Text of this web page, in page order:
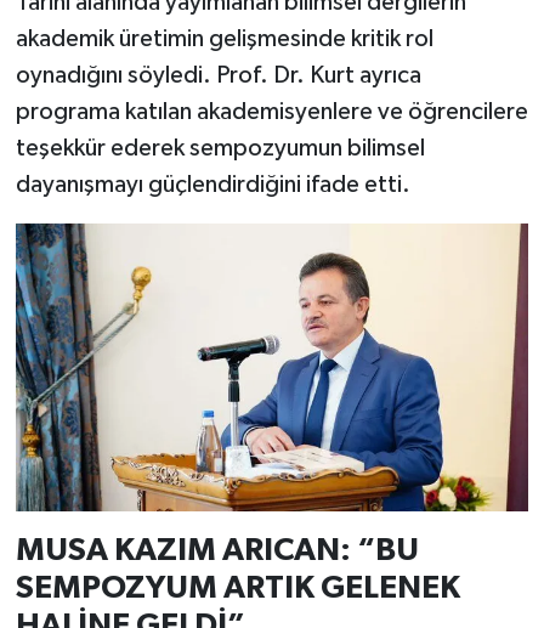
akademik üretimin gelişmesinde kritik rol
oynadığını söyledi. Prof. Dr. Kurt ayrıca
programa katılan akademisyenlere ve öğrencilere
teşekkür ederek sempozyumun bilimsel
dayanışmayı güçlendirdiğini ifade etti.
MUSA KAZIM ARICAN: “BU
SEMPOZYUM ARTIK GELENEK